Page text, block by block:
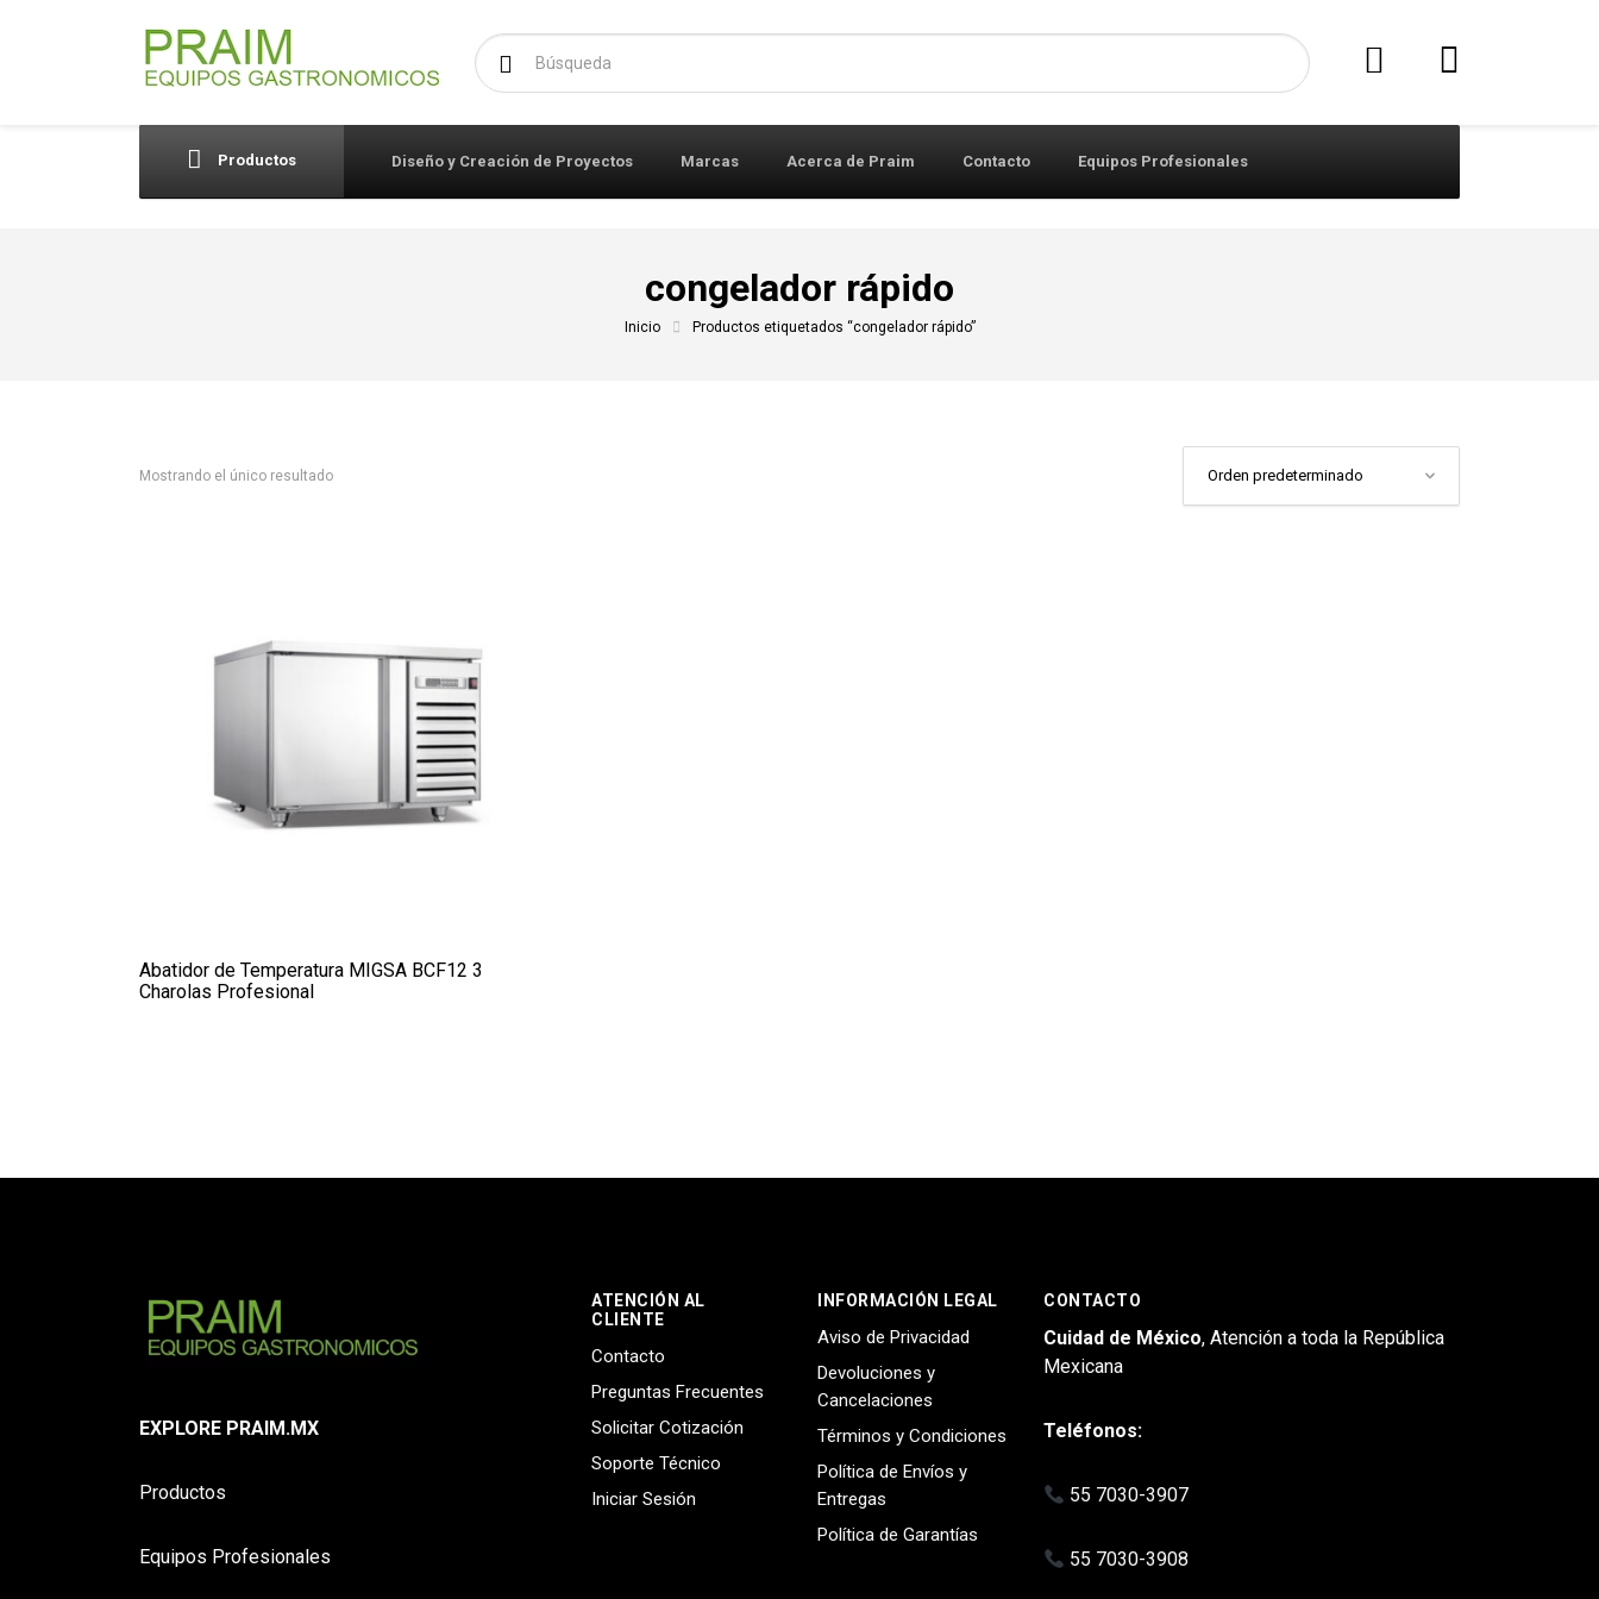
Buscar:
Productos Diseño y Creación de Proyectos Marcas Acerca de Praim Contacto Equipos Profesionales
congelador rápido
Inicio Productos etiquetados “congelador rápido”
Mostrando el único resultado
Abatidor de Temperatura MIGSA BCF12 3
Charolas Profesional
EXPLORE PRAIM.MX
Productos
Equipos Profesionales
ATENCIÓN AL
CLIENTE
Contacto
Preguntas Frecuentes
Solicitar Cotización
Soporte Técnico
Iniciar Sesión
INFORMACIÓN LEGAL
Aviso de Privacidad
Devoluciones y
Cancelaciones
Términos y Condiciones
Política de Envíos y
Entregas
Política de Garantías
CONTACTO
Cuidad de México, Atención a toda la República
Mexicana
Teléfonos:
55 7030-3907
55 7030-3908